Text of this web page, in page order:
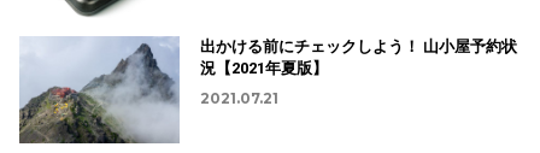
出かける前にチェックしよう！ 山小屋予約状
況【2021年夏版】
2021.07.21